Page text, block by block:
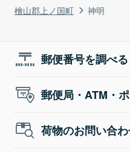
檜山郡上ノ国町
神明
郵便番号を調べる
郵便局・ATM・
荷物のお問い合